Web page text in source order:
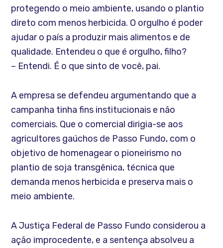
protegendo o meio ambiente, usando o plantio
direto com menos herbicida. O orgulho é poder
ajudar o país a produzir mais alimentos e de
qualidade. Entendeu o que é orgulho, filho?
– Entendi. É o que sinto de você, pai.
A empresa se defendeu argumentando que a
campanha tinha fins institucionais e não
comerciais. Que o comercial dirigia-se aos
agricultores gaúchos de Passo Fundo, com o
objetivo de homenagear o pioneirismo no
plantio de soja transgênica, técnica que
demanda menos herbicida e preserva mais o
meio ambiente.
A Justiça Federal de Passo Fundo considerou a
ação improcedente, e a sentença absolveu a